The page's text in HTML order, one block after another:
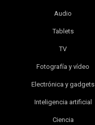
Audio
Tablets
TV
Fotografía y vídeo
Electrónica y gadgets
Inteligencia artificial
Ciencia